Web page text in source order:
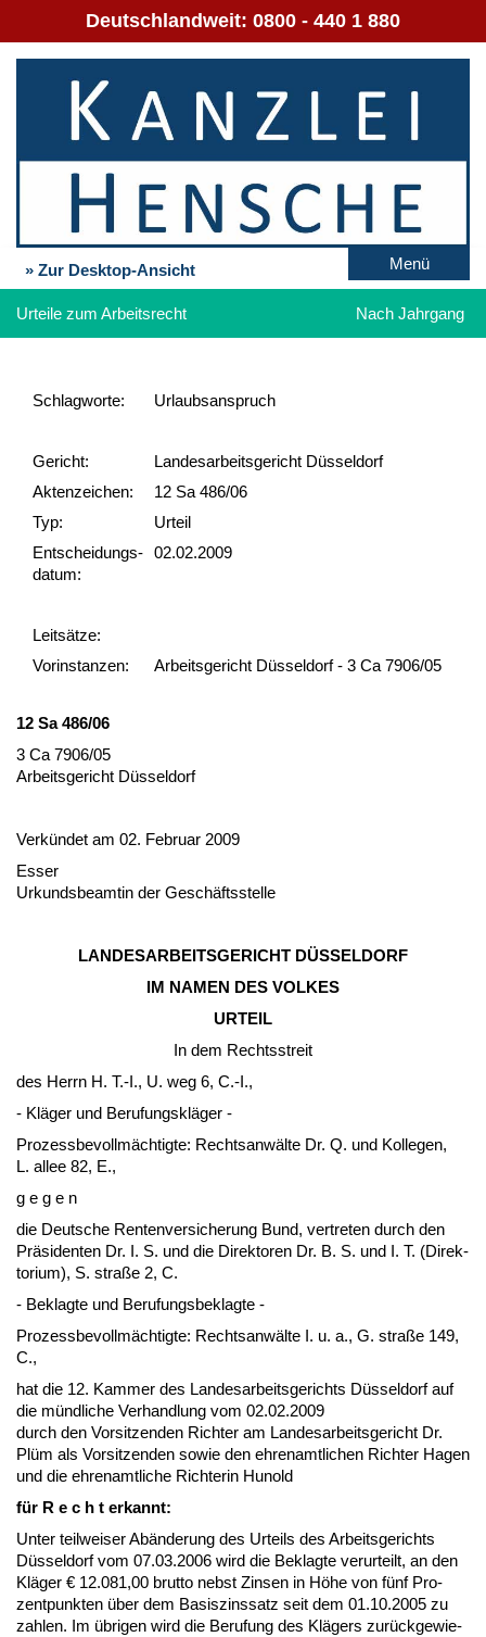
Deutschlandweit: 0800 - 440 1 880
» Zur Desktop-Ansicht Menü
Urteile zum Arbeitsrecht Nach Jahrgang
Schlag­worte: Urlaubsanspruch
Gericht:
Landesarbeitsgericht Düsseldorf
Akten­zeichen:
12 Sa 486/06
Typ:
Urteil
Ent­scheid­ungs­
datum:
02.02.2009
Leit­sätze:
Vor­ins­tan­zen:
Arbeitsgericht Düsseldorf - 3 Ca 7906/05
12 Sa 486/06
3 Ca 7906/05
Ar­beits­ge­richt Düssel­dorf
Verkündet am 02. Fe­bru­ar 2009
Es­ser
Ur­kunds­be­am­tin der Geschäfts­stel­le
LAN­DES­AR­BEITS­GERICHT DÜSSEL­DORF
IM NA­MEN DES VOL­KES
UR­TEIL
In dem Rechts­streit
des Herrn H. T.-I., U. weg 6, C.-I.,
- Kläger und Be­ru­fungskläger -
Pro­zess­be­vollmäch­tig­te: Rechts­anwälte Dr. Q. und Kol­le­gen,
L. al­lee 82, E.,
g e g e n
die Deut­sche Ren­ten­ver­si­che­rung Bund, ver­tre­ten durch den
Präsi­den­ten Dr. I. S. und die Di­rek­to­ren Dr. B. S. und I. T. (Di­rek­
to­ri­um), S. straße 2, C.
- Be­klag­te und Be­ru­fungs­be­klag­te -
Pro­zess­be­vollmäch­tig­te: Rechts­anwälte I. u. a., G. straße 149,
C.,
hat die 12. Kam­mer des Lan­des­ar­beits­ge­richts Düssel­dorf auf
die münd­li­che Ver­hand­lung vom 02.02.2009
durch den Vor­sit­zen­den Rich­ter am Lan­des­ar­beits­ge­richt Dr.
Plüm als Vor­sit­zen­den so­wie den eh­ren­amt­li­chen Rich­ter Ha­gen
und die eh­ren­amt­li­che Rich­te­rin Hunold
für R e c h t er­kannt:
Un­ter teil­wei­ser Abände­rung des Ur­teils des Ar­beits­ge­richts
Düssel­dorf vom 07.03.2006 wird die Be­klag­te ver­ur­teilt, an den
Kläger € 12.081,00 brut­to nebst Zin­sen in Höhe von fünf Pro­
zent­punk­ten über dem Ba­sis­zins­satz seit dem 01.10.2005 zu
zah­len. Im übri­gen wird die Be­ru­fung des Klägers zurück­ge­wie­